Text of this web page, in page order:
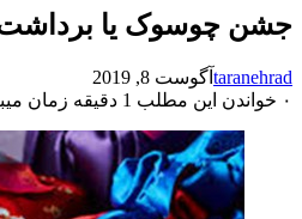
جشن چوسوک یا
taranehrad آگوست 8, 2019
۰ خواندن این مطلب 1 دقیقه زمان میبرد